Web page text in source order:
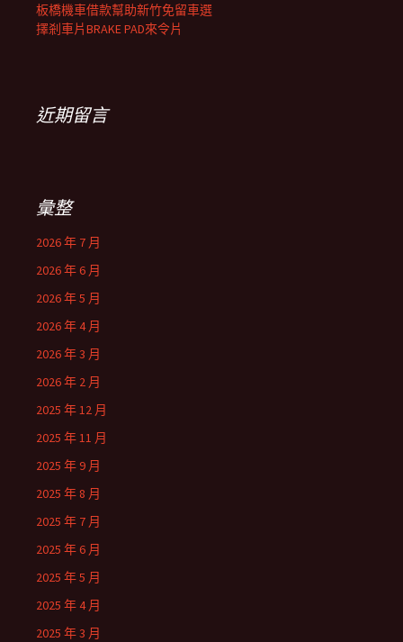
板橋機車借款幫助新竹免留車選
擇剎車片BRAKE PAD來令片
近期留言
彙整
2026 年 7 月
2026 年 6 月
2026 年 5 月
2026 年 4 月
2026 年 3 月
2026 年 2 月
2025 年 12 月
2025 年 11 月
2025 年 9 月
2025 年 8 月
2025 年 7 月
2025 年 6 月
2025 年 5 月
2025 年 4 月
2025 年 3 月